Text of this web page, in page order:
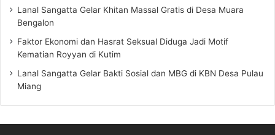
Lanal Sangatta Gelar Khitan Massal Gratis di Desa Muara
Bengalon
Faktor Ekonomi dan Hasrat Seksual Diduga Jadi Motif
Kematian Royyan di Kutim
Lanal Sangatta Gelar Bakti Sosial dan MBG di KBN Desa Pulau
Miang